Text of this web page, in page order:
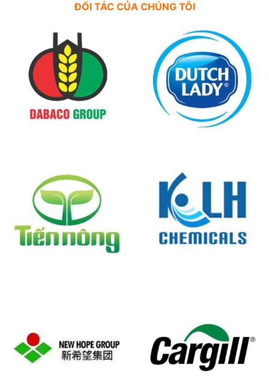
ĐỐI TÁC CỦA CHÚNG TÔI